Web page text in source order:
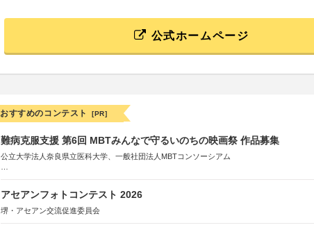
公式ホームページ
おすすめのコンテスト [PR]
難病克服支援 第6回 MBTみんなで守るいのちの映画祭 作品募集
公立大学法人奈良県立医科大学、一般社団法人MBTコンソーシアム
文部科学省
奈良県
アセアンフォトコンテスト 2026
堺・アセアン交流促進委員会